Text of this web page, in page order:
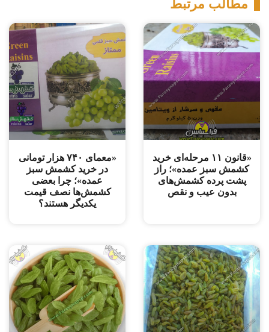
مطالب مرتبط
«قانون ۱۱ مرحله‌ای خرید
کشمش سبز عمده»؛ راز
پشت پرده کشمش‌های
بدون عیب و نقص
«معمای ۷۴۰ هزار تومانی
در خرید کشمش سبز
عمده»؛ چرا بعضی
کشمش‌ها نصف قیمت
یکدیگر هستند؟